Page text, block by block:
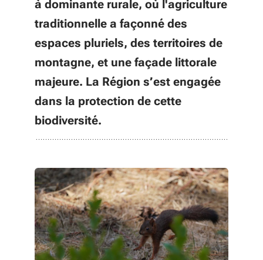
à dominante rurale, où l'agriculture
traditionnelle a façonné des
espaces pluriels, des territoires de
montagne, et une façade littorale
majeure. La Région s’est engagée
dans la protection de cette
biodiversité.